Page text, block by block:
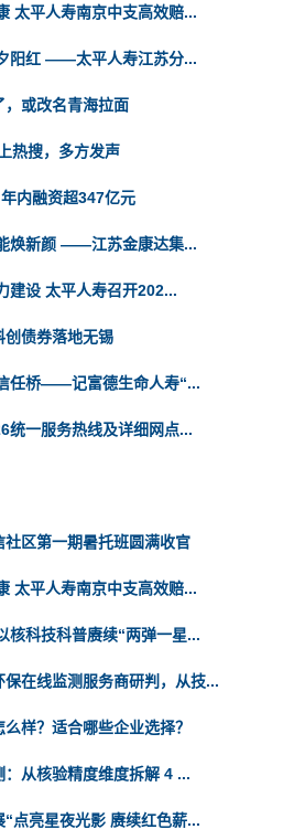
太平人寿南京中支高效赔...
阳红 ——太平人寿江苏分...
，或改名青海拉面
热搜，多方发声
内融资超347亿元
焕新颜 ——江苏金康达集...
建设 太平人寿召开202...
债券落地无锡
任桥——记富德生命人寿“...
统一服务热线及详细网点...
区第一期暑托班圆满收官
太平人寿南京中支高效赔...
核科技科普赓续“两弹一星...
在线监测服务商研判，从技...
样？适合哪些企业选择？
从核验精度维度拆解 4 ...
点亮星夜光影 赓续红色薪...